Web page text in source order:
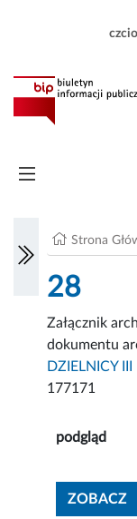
Strona
28
Załącznik
dokumentu
DZIELNICY
177171
podgląd
ZOBACZ